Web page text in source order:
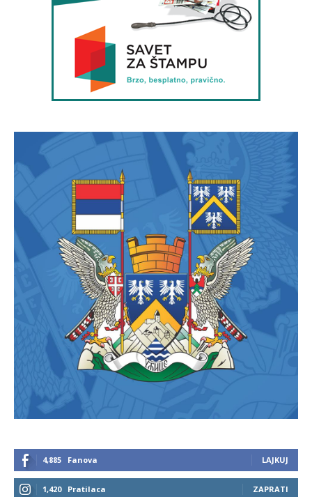
4,885 Fanova LAJKUJ
1,420 Pratilaca ZAPRATI